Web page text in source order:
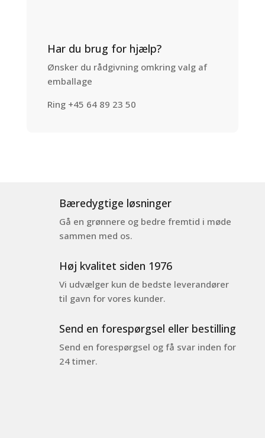
Har du brug for hjælp?
Ønsker du rådgivning omkring valg af
emballage
Ring +45 64 89 23 50
Bæredygtige løsninger
Gå en grønnere og bedre fremtid i møde
sammen med os.
Høj kvalitet siden 1976
Vi udvælger kun de bedste leverandører
til gavn for vores kunder.
Send en forespørgsel eller bestilling
Send en forespørgsel og få svar inden for
24 timer.